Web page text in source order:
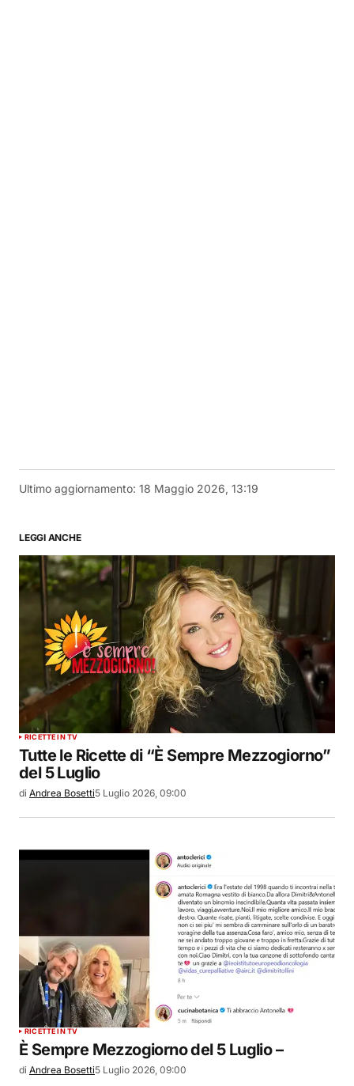
Ultimo aggiornamento: 18 Maggio 2026, 13:19
LEGGI ANCHE
RICETTE IN TV
Tutte le Ricette di “È Sempre Mezzogiorno”
del 5 Luglio
di Andrea Bosetti5 Luglio 2026, 09:00
RICETTE IN TV
È Sempre Mezzogiorno del 5 Luglio –
di Andrea Bosetti5 Luglio 2026, 09:00